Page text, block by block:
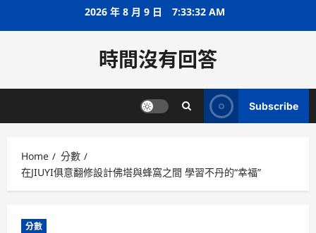
2026 年 8 月 9 日 7:33:33 AM
時間沒有回答
Subscribe
Home
分數
在JIUYI俱意翻修設計佛塔與蜂窩之間 學習不丹的“幸福”
分數